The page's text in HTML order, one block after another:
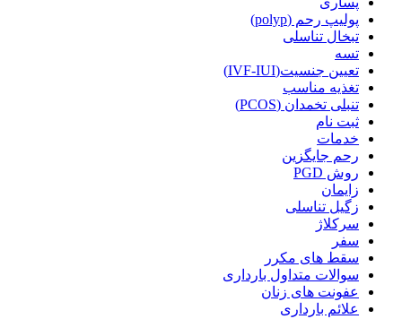
پولیپ رحم (polyp)
تبخال تناسلی
تسه
تعیین جنسیت(IVF-IUI)
تغذیه مناسب
تنبلی تخمدان (PCOS)
ثبت نام
خدمات
رحم جایگزین
روش PGD
زایمان
زگیل تناسلی
سرکلاژ
سفر
سقط های مکرر
سوالات متداول بارداری
عفونت های زنان
علائم بارداری